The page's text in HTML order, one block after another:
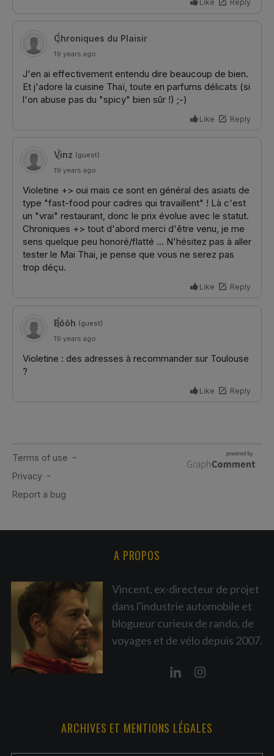
A PROPOS
Vincent, ex-directeur de projet
dans l'industrie automobile et
blogueur curieux de rando, de
voyages et de vélo depuis 2007.
ARCHIVES ET MENTIONS LÉGALES